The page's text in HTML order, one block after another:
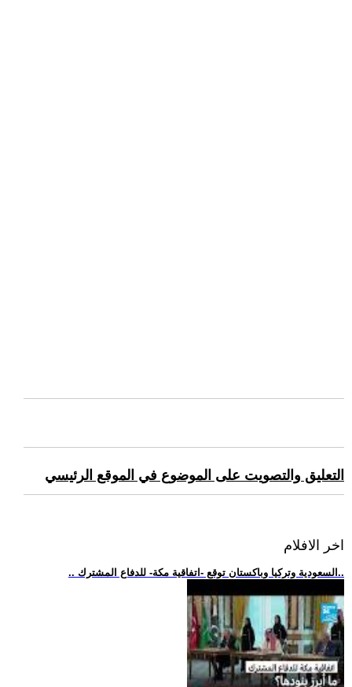
التعليق والتصويت على الموضوع في الموقع الرئيسي
اخر الافلام
.. السعودية وتركيا وباكستان توقع -اتفاقية مكة- للدفاع المشترك..